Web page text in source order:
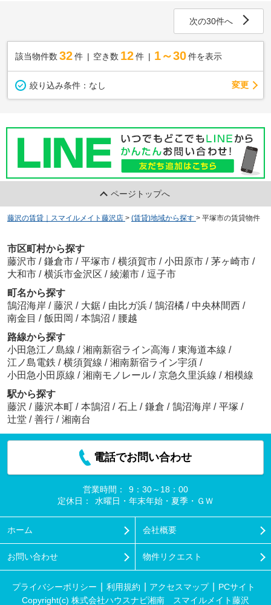
次の30件へ
該当物件数 32件 空き数 12 件 1～30 件を表示
絞り込み条件： なし 変更
ページトップへ
藤沢の賃貸｜スマイルメイト藤沢店 > (賃貸)地域から探す > 平塚市の賃貸物件
市区町村から探す
藤沢市 / 鎌倉市 / 平塚市 / 横須賀市 / 小田原市 / 茅ヶ崎市 /
大和市 / 横浜市金沢区 / 綾瀬市 / 逗子市
町名から探す
鵠沼海岸 / 藤沢 / 大鋸 / 由比ガ浜 / 鵠沼橘 / 中央林間西 /
南金目 / 飯田岡 / 本鵠沼 / 腰越
路線から探す
小田急江ノ島線 / 湘南新宿ライン高海 / 東海道本線 /
江ノ島電鉄 / 横須賀線 / 湘南新宿ライン宇須 /
小田急小田原線 / 湘南モノレール / 京急久里浜線 / 相模線
駅から探す
藤沢 / 藤沢本町 / 本鵠沼 / 石上 / 鎌倉 / 鵠沼海岸 / 平塚 /
辻堂 / 善行 / 湘南台
電話でお問い合わせ
営業時間：
9：30～18：00
定休日：
水曜日・年末年始・夏季・ＧＷ
ホーム 会社概要
お問い合わせ 物件リクエスト
プライバシーポリシー 利用規約 アクセスマップ
PCサイト
Copyright(c) 株式会社ハウスナビ湘南 スマイルメイト藤沢